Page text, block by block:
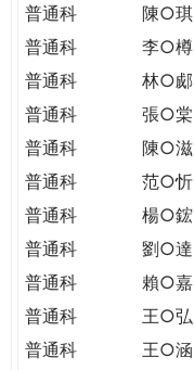
普通科
陳○琪
普通科
李○樽
普通科
林○郕
普通科
張○棠
普通科
陳○滋
普通科
范○忻
普通科
楊○鋐
普通科
劉○達
普通科
賴○嘉
普通科
王○弘
普通科
王○涵